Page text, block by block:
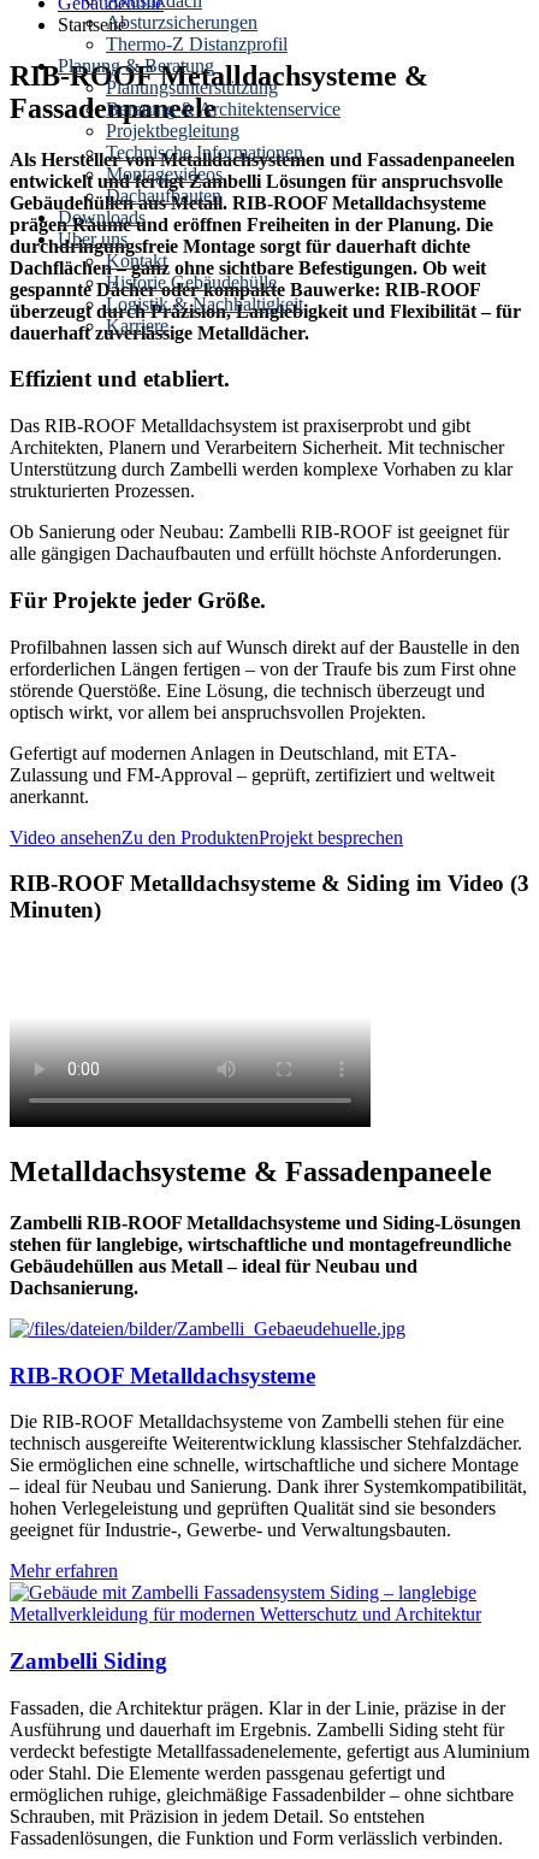
Absturzsicherungen
Thermo-Z Distanzprofil
Planung & Beratung
Planungsunterstützung
Beratung & Architektenservice
Projektbegleitung
Technische Informationen
Montagevideos
Dachaufbauten
Downloads
Über uns
Kontakt
Historie Gebäudehülle
Logistik & Nachhaltigkeit
Karriere
Startseite
RIB-ROOF Metalldachsysteme &
Fassadenpaneele
Als Hersteller von Metalldachsystemen und Fassadenpaneelen
entwickelt und fertigt Zambelli Lösungen für anspruchsvolle
Gebäudehüllen aus Metall. RIB-ROOF Metalldachsysteme
prägen Räume und eröffnen Freiheiten in der Planung. Die
durchdringungsfreie Montage sorgt für dauerhaft dichte
Dachflächen – ganz ohne sichtbare Befestigungen. Ob weit
gespannte Dächer oder kompakte Bauwerke: RIB-ROOF
überzeugt durch Präzision, Langlebigkeit und Flexibilität – für
dauerhaft zuverlässige Metalldächer.
Effizient und etabliert.
Das RIB-ROOF Metalldachsystem ist praxiserprobt und gibt
Architekten, Planern und Verarbeitern Sicherheit. Mit technischer
Unterstützung durch Zambelli werden komplexe Vorhaben zu klar
strukturierten Prozessen.
Ob Sanierung oder Neubau: Zambelli RIB-ROOF ist geeignet für
alle gängigen Dachaufbauten und erfüllt höchste Anforderungen.
Für Projekte jeder Größe.
Profilbahnen lassen sich auf Wunsch direkt auf der Baustelle in den
erforderlichen Längen fertigen – von der Traufe bis zum First ohne
störende Querstöße. Eine Lösung, die technisch überzeugt und
optisch wirkt, vor allem bei anspruchsvollen Projekten.
Gefertigt auf modernen Anlagen in Deutschland, mit ETA-
Zulassung und FM-Approval – geprüft, zertifiziert und weltweit
anerkannt.
Video ansehenZu den ProduktenProjekt besprechen
RIB-ROOF Metalldachsysteme & Siding im Video (3
Minuten)
Metalldachsysteme & Fassadenpaneele
Zambelli RIB-ROOF Metalldachsysteme und Siding-Lösungen
stehen für langlebige, wirtschaftliche und montagefreundliche
Gebäudehüllen aus Metall – ideal für Neubau und
Dachsanierung.
RIB-ROOF Metalldachsysteme
Die RIB-ROOF Metalldachsysteme von Zambelli stehen für eine
technisch ausgereifte Weiterentwicklung klassischer Stehfalzdächer.
Sie ermöglichen eine schnelle, wirtschaftliche und sichere Montage
– ideal für Neubau und Sanierung. Dank ihrer Systemkompatibilität,
hohen Verlegeleistung und geprüften Qualität sind sie besonders
geeignet für Industrie-, Gewerbe- und Verwaltungsbauten.
Mehr erfahren
Zambelli Siding
Fassaden, die Architektur prägen. Klar in der Linie, präzise in der
Ausführung und dauerhaft im Ergebnis. Zambelli Siding steht für
verdeckt befestigte Metallfassadenelemente, gefertigt aus Aluminium
oder Stahl. Die Elemente werden passgenau gefertigt und
ermöglichen ruhige, gleichmäßige Fassadenbilder – ohne sichtbare
Schrauben, mit Präzision in jedem Detail. So entstehen
Fassadenlösungen, die Funktion und Form verlässlich verbinden.